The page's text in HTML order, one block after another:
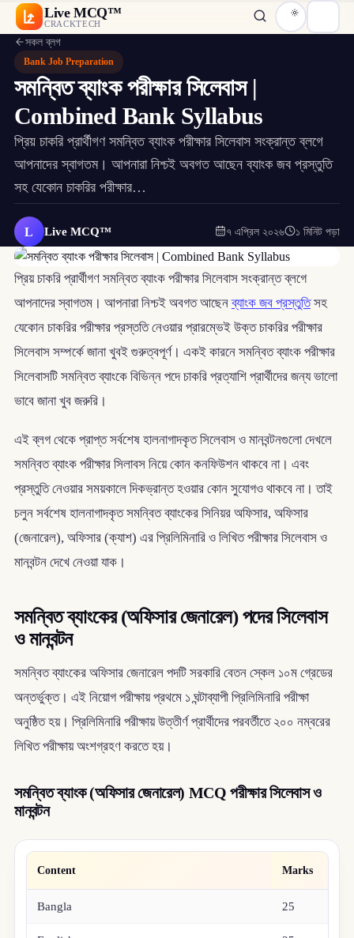
Live MCQ™
CRACKTECH
সকল ব্লগ
Bank Job Preparation
সমন্বিত ব্যাংক পরীক্ষার সিলেবাস |
Combined Bank Syllabus
প্রিয় চাকরি প্রার্থীগণ সমন্বিত ব্যাংক পরীক্ষার সিলেবাস সংক্রান্ত ব্লগে
আপনাদের স্বাগতম। আপনারা নিশ্চই অবগত আছেন ব্যাংক জব প্রস্তুতি
সহ যেকোন চাকরির পরীক্ষার…
L Live MCQ™ ৭ এপ্রিল ২০২৬ ১ মিনিট পড়া
প্রিয় চাকরি প্রার্থীগণ সমন্বিত ব্যাংক পরীক্ষার সিলেবাস সংক্রান্ত ব্লগে
আপনাদের স্বাগতম। আপনারা নিশ্চই অবগত আছেনব্যাংক জব প্রস্তুতিসহ
যেকোন চাকরির পরীক্ষার প্রস্ততি নেওয়ার প্রারম্ভেই উক্ত চাকরির পরীক্ষার
সিলেবাস সম্পর্কে জানা খুবই গুরুত্বপূর্ণ। একই কারনে সমন্বিত ব্যাংক পরীক্ষার
সিলেবাসটি সমন্বিত ব্যাংকে বিভিন্ন পদে চাকরি প্রত্যাশি প্রার্থীদের জন্য ভালো
ভাবে জানা খুব জরুরি।
এই ব্লগ থেকে প্রাপ্ত সর্বশেষ হালনাগাদকৃত সিলেবাস ও মানবন্টনগুলো দেখলে
সমন্বিত ব্যাংক পরীক্ষার সিলাবস নিয়ে কোন কনফিউশন থাকবে না। এবং
প্রস্তুতি নেওয়ার সময়কালে দিকভ্রান্ত হওয়ার কোন সুযোগও থাকবে না। তাই
চলুন সর্বশেষ হালনাগাদকৃত সমন্বিত ব্যাংকের সিনিয়র অফিসার, অফিসার
(জেনারেল), অফিসার (ক্যাশ) এর প্রিলিমিনারি ও লিখিত পরীক্ষার সিলেবাস ও
মানবন্টন দেখে নেওয়া যাক।
সমন্বিত ব্যাংকের (অফিসার জেনারেল) পদের সিলেবাস
ও মানবন্টন
সমন্বিত ব্যাংকের অফিসার জেনারেল পদটি সরকারি বেতন স্কেল ১০ম গ্রেডের
অন্তর্ভুক্ত। এই নিয়োগ পরীক্ষায় প্রথমে ১ ঘন্টাব্যাপী প্রিলিমিনারি পরীক্ষা
অনুষ্ঠিত হয়। প্রিলিমিনারি পরীক্ষায় উত্তীর্ণ প্রার্থীদের পরবর্তীতে ২০০ নম্বরের
লিখিত পরীক্ষায় অংশগ্রহণ করতে হয়।
সমন্বিত ব্যাংক (অফিসার জেনারেল) MCQ পরীক্ষার সিলেবাস ও
মানবন্টন
Content Marks
Bangla 25